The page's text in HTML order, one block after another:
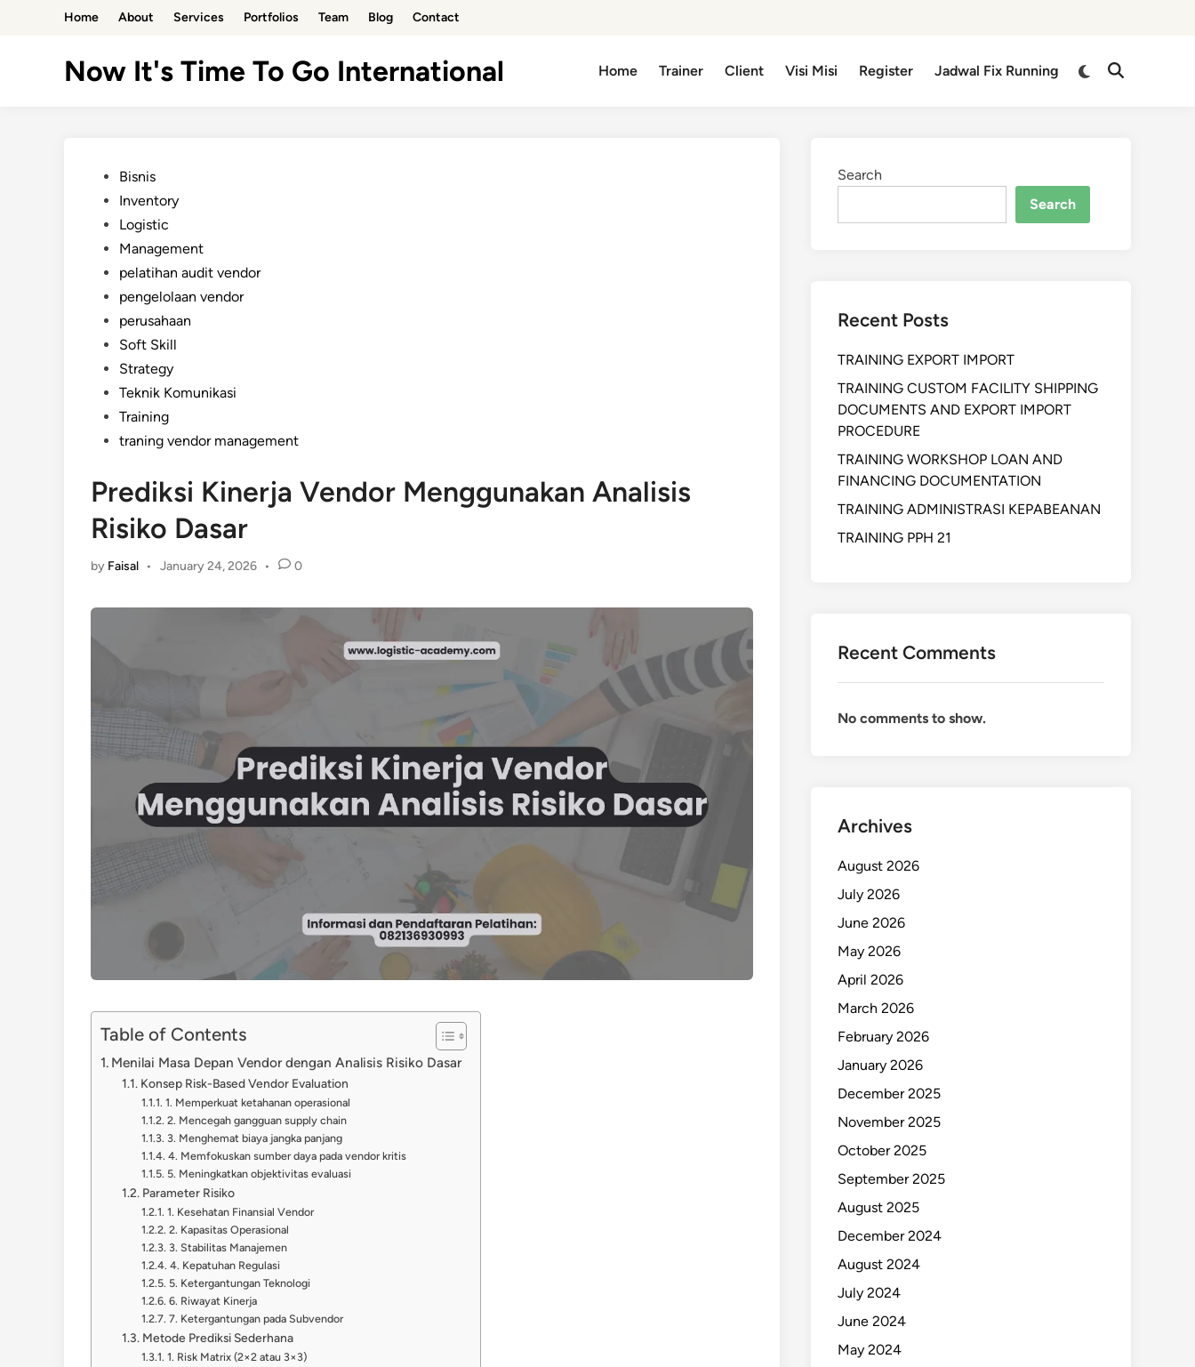
Home About Services Portfolios Team Blog Contact
Now It's Time To Go International Home Trainer Client Visi Misi Register Jadwal Fix Running
PostedBisnis
Inventory
Logistic
Management
pelatihan audit vendor
pengelolaan vendor
perusahaan
Soft Skill
Strategy
Teknik Komunikasi
Training
traning vendor management
Prediksi Kinerja Vendor Menggunakan Analisis
Risiko Dasar
by Faisal • January 24, 2026 • 0
Table of Contents
Menilai Masa Depan Vendor dengan Analisis Risiko Dasar
Konsep Risk-Based Vendor Evaluation
1. Memperkuat ketahanan operasional
2. Mencegah gangguan supply chain
3. Menghemat biaya jangka panjang
4. Memfokuskan sumber daya pada vendor kritis
5. Meningkatkan objektivitas evaluasi
Parameter Risiko
1. Kesehatan Finansial Vendor
2. Kapasitas Operasional
3. Stabilitas Manajemen
4. Kepatuhan Regulasi
5. Ketergantungan Teknologi
6. Riwayat Kinerja
7. Ketergantungan pada Subvendor
Metode Prediksi Sederhana
1. Risk Matrix (2×2 atau 3×3)
Search
Search
Recent Posts
TRAINING EXPORT IMPORT
TRAINING CUSTOM FACILITY SHIPPING
DOCUMENTS AND EXPORT IMPORT
PROCEDURE
TRAINING WORKSHOP LOAN AND
FINANCING DOCUMENTATION
TRAINING ADMINISTRASI KEPABEANAN
TRAINING PPH 21
Recent Comments
No comments to show.
Archives
August 2026
July 2026
June 2026
May 2026
April 2026
March 2026
February 2026
January 2026
December 2025
November 2025
October 2025
September 2025
August 2025
December 2024
August 2024
July 2024
June 2024
May 2024